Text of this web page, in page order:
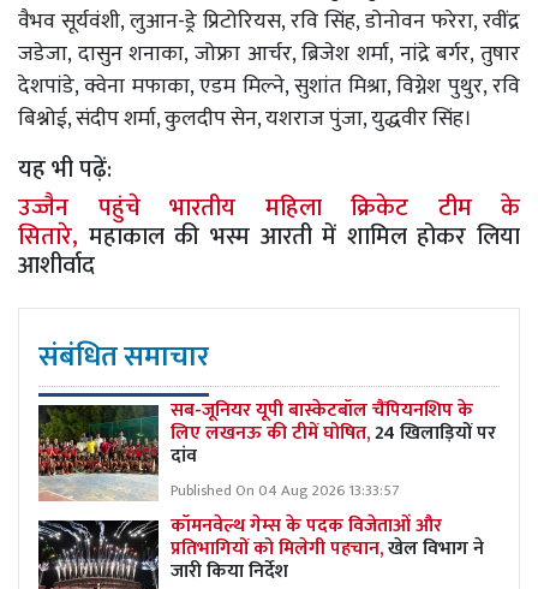
वैभव सूर्यवंशी, लुआन-ड्रे प्रिटोरियस, रवि सिंह, डोनोवन फरेरा, रवींद्र
जडेजा, दासुन शनाका, जोफ्रा आर्चर, ब्रिजेश शर्मा, नांद्रे बर्गर, तुषार
देशपांडे, क्वेना मफाका, एडम मिल्ने, सुशांत मिश्रा, विग्नेश पुथुर, रवि
बिश्नोई, संदीप शर्मा, कुलदीप सेन, यशराज पुंजा, युद्धवीर सिंह।
यह भी पढ़ें:
उज्जैन पहुंचे भारतीय महिला क्रिकेट टीम के
सितारे, महाकाल की भस्म आरती में शामिल होकर लिया
आशीर्वाद
संबंधित समाचार
सब-जूनियर यूपी बास्केटबॉल चैंपियनशिप के
लिए लखनऊ की टीमें घोषित,24 खिलाड़ियों पर
दांव
Published On 04 Aug 2026 13:33:57
कॉमनवेल्थ गेम्स के पदक विजेताओं और
प्रतिभागियों को मिलेगी पहचान,खेल विभाग ने
जारी किया निर्देश